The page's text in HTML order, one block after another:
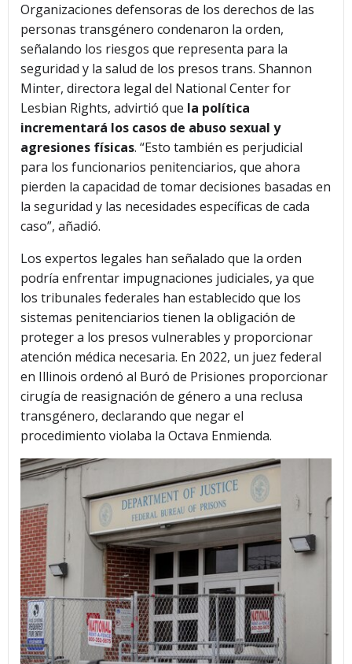
Organizaciones defensoras de los derechos de las
personas transgénero condenaron la orden,
señalando los riesgos que representa para la
seguridad y la salud de los presos trans. Shannon
Minter, directora legal del National Center for
Lesbian Rights, advirtió que la política
incrementará los casos de abuso sexual y
agresiones físicas. “Esto también es perjudicial
para los funcionarios penitenciarios, que ahora
pierden la capacidad de tomar decisiones basadas en
la seguridad y las necesidades específicas de cada
caso”, añadió.
Los expertos legales han señalado que la orden
podría enfrentar impugnaciones judiciales, ya que
los tribunales federales han establecido que los
sistemas penitenciarios tienen la obligación de
proteger a los presos vulnerables y proporcionar
atención médica necesaria. En 2022, un juez federal
en Illinois ordenó al Buró de Prisiones proporcionar
cirugía de reasignación de género a una reclusa
transgénero, declarando que negar el
procedimiento violaba la Octava Enmienda.